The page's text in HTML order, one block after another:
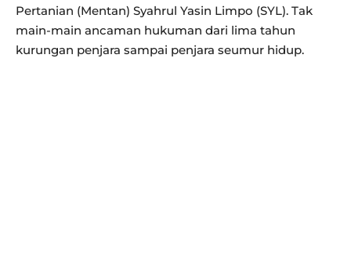
Pertanian (Mentan) Syahrul Yasin Limpo (SYL). Tak
main-main ancaman hukuman dari lima tahun
kurungan penjara sampai penjara seumur hidup.